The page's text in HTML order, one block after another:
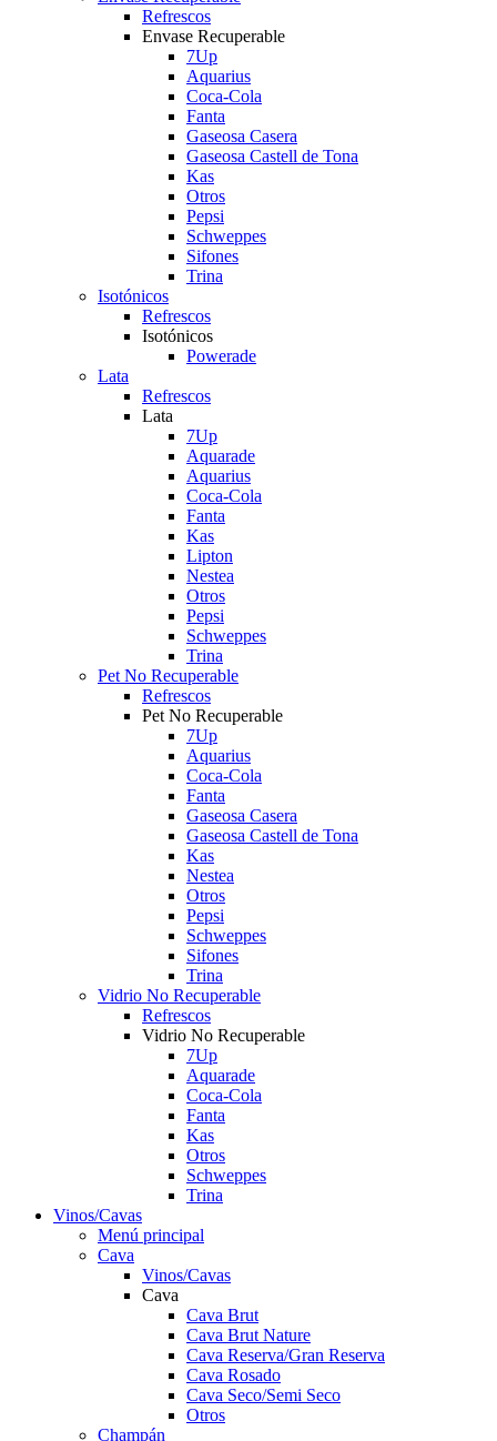
Refrescos
Envase Recuperable
7Up
Aquarius
Coca-Cola
Fanta
Gaseosa Casera
Gaseosa Castell de Tona
Kas
Otros
Pepsi
Schweppes
Sifones
Trina
Isotónicos
Refrescos
Isotónicos
Powerade
Lata
Refrescos
Lata
7Up
Aquarade
Aquarius
Coca-Cola
Fanta
Kas
Lipton
Nestea
Otros
Pepsi
Schweppes
Trina
Pet No Recuperable
Refrescos
Pet No Recuperable
7Up
Aquarius
Coca-Cola
Fanta
Gaseosa Casera
Gaseosa Castell de Tona
Kas
Nestea
Otros
Pepsi
Schweppes
Sifones
Trina
Vidrio No Recuperable
Refrescos
Vidrio No Recuperable
7Up
Aquarade
Coca-Cola
Fanta
Kas
Otros
Schweppes
Trina
Vinos/Cavas
Menú principal
Cava
Vinos/Cavas
Cava
Cava Brut
Cava Brut Nature
Cava Reserva/Gran Reserva
Cava Rosado
Cava Seco/Semi Seco
Otros
Champán